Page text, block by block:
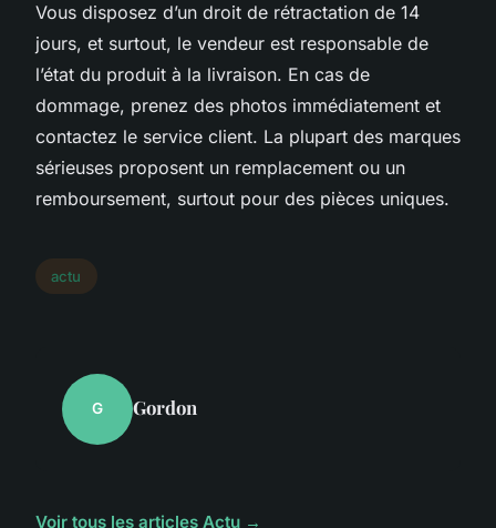
Vous disposez d’un droit de rétractation de 14
jours, et surtout, le vendeur est responsable de
l’état du produit à la livraison. En cas de
dommage, prenez des photos immédiatement et
contactez le service client. La plupart des marques
sérieuses proposent un remplacement ou un
remboursement, surtout pour des pièces uniques.
actu
G Gordon
Voir tous les articles Actu →